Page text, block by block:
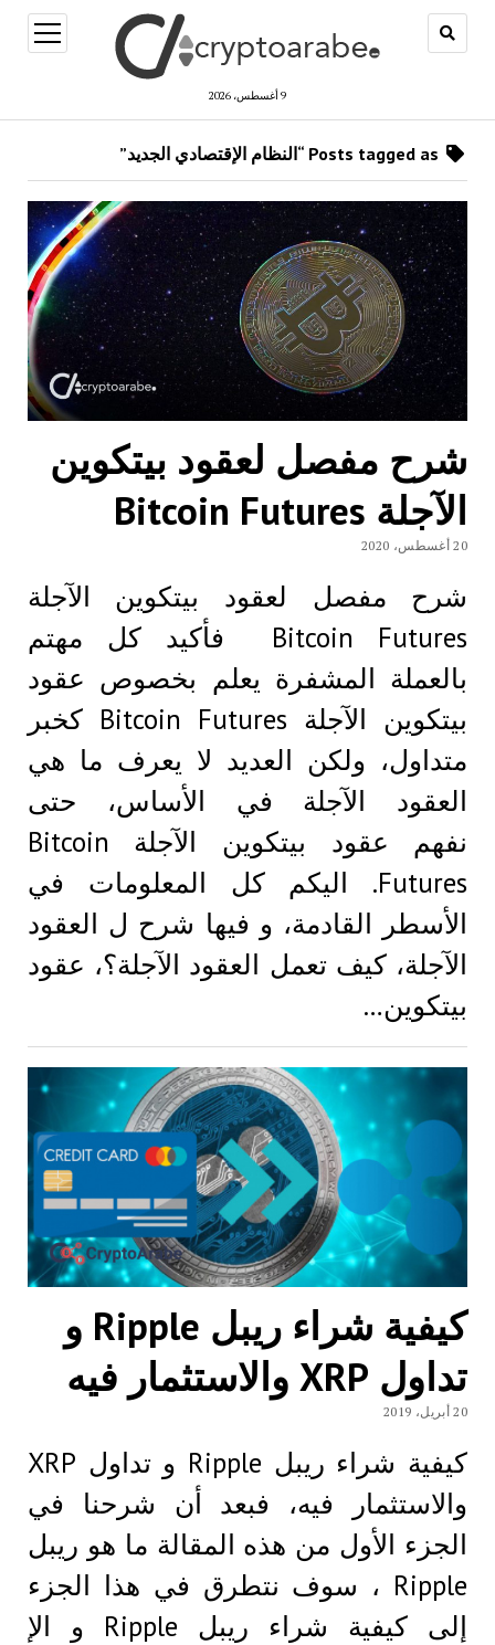
9 أغسطس، 2026
open
menu
شرح مفصل لعقود بيتكوين
الآجلة Bitcoin Futures
20 أغسطس، 2020
شرح مفصل لعقود بيتكوين الآجلة
Bitcoin Futures فأكيد كل مهتم
بالعملة المشفرة يعلم بخصوص عقود
بيتكوين الآجلة Bitcoin Futures كخبر
متداول، ولكن العديد لا يعرف ما هي
العقود الآجلة في الأساس، حتى
نفهم عقود بيتكوين الآجلة Bitcoin
Futures. اليكم كل المعلومات في
الأسطر القادمة، و فيها شرح ل العقود
الآجلة، كيف تعمل العقود الآجلة؟، عقود
بيتكوين…
كيفية شراء ريبل Ripple و
تداول XRP والاستثمار فيه
20 أبريل، 2019
كيفية شراء ريبل Ripple و تداول XRP
والاستثمار فيه، فبعد أن شرحنا في
الجزء الأول من هذه المقالة ما هو ريبل
Ripple ، سوف نتطرق في هذا الجزء
إلى كيفية شراء ريبل Ripple و الإ